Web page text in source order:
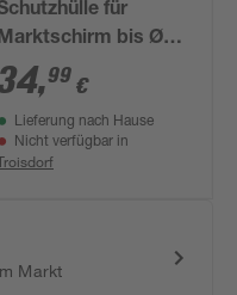
für
bis Ø
400 cm
,99 €
Lieferung nach Hause
Nicht verfügbar in
Markt